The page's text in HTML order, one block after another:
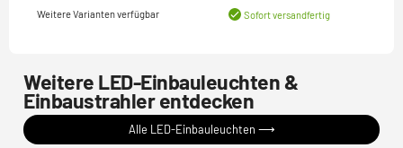
Weitere Varianten verfügbar Sofort versandfertig
Weitere LED-Einbauleuchten &
Einbaustrahler entdecken
Alle LED-Einbauleuchten ⟶